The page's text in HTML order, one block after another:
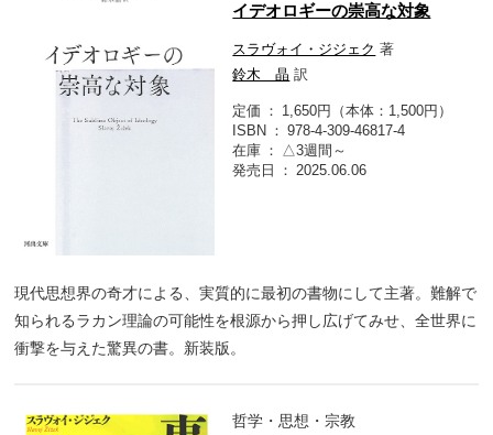
イデオロギーの崇高な対象
スラヴォイ・ジジェク 著
鈴木 晶 訳
定価
1,650円（本体：1,500円）
ISBN
978-4-309-46817-4
在庫
△3週間～
発売日
2025.06.06
現代思想界の奇才による、実質的に最初の書物にして主著。難解で
知られるラカン理論の可能性を根源から押し広げてみせ、全世界に
衝撃を与えた驚異の書。新装版。
哲学・思想・宗教